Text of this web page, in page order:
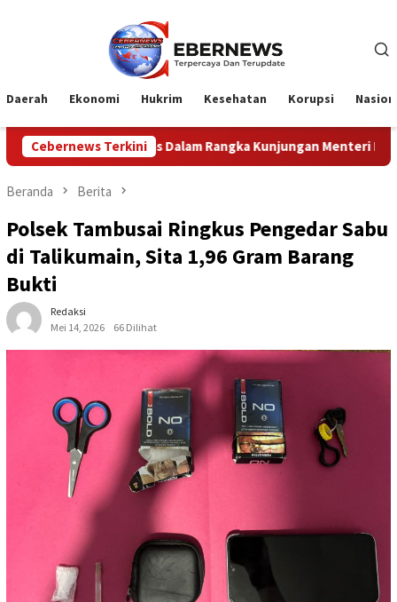
Daerah Ekonomi Hukrim Kesehatan Korupsi
Cebernews Terkini
Rangka Kunjungan Menteri Pertahanan RI
Beranda Berita
Polsek Tambusai Ringkus Pengedar Sabu
di Talikumain, Sita 1,96 Gram Barang
Bukti
Redaksi
Mei 14, 2026
66 Dilihat